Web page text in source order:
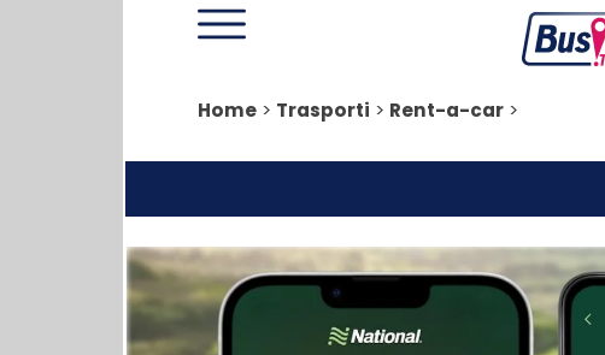
Home > Trasporti > Rent-a-car >